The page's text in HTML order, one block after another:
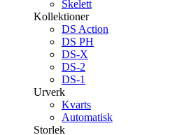
Skelett
Kollektioner
DS Action
DS PH
DS-X
DS-2
DS-1
Urverk
Kvarts
Automatisk
Storlek